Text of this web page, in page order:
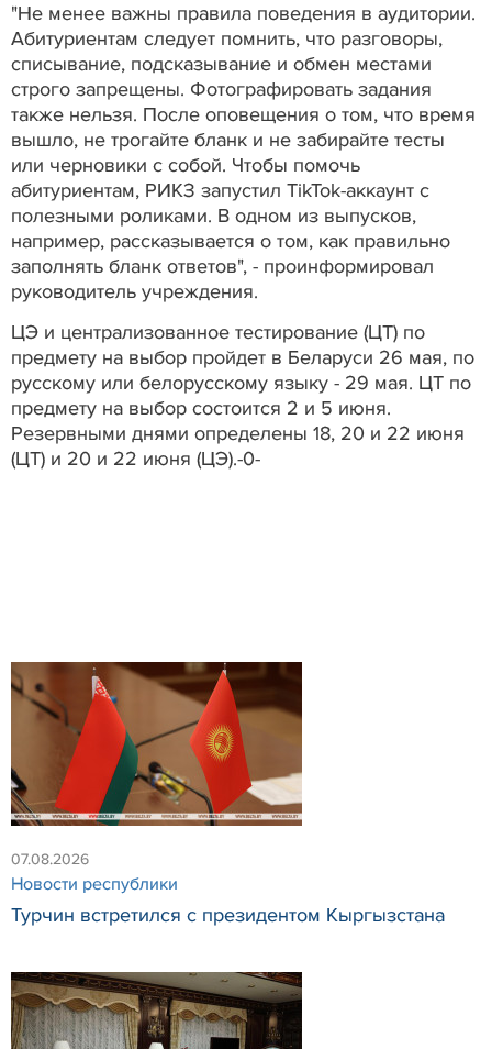
"Не менее важны правила поведения в аудитории.
Абитуриентам следует помнить, что разговоры,
списывание, подсказывание и обмен местами
строго запрещены. Фотографировать задания
также нельзя. После оповещения о том, что время
вышло, не трогайте бланк и не забирайте тесты
или черновики с собой. Чтобы помочь
абитуриентам, РИКЗ запустил TikTok-аккаунт с
полезными роликами. В одном из выпусков,
например, рассказывается о том, как правильно
заполнять бланк ответов", - проинформировал
руководитель учреждения.
ЦЭ и централизованное тестирование (ЦТ) по
предмету на выбор пройдет в Беларуси 26 мая, по
русскому или белорусскому языку - 29 мая. ЦТ по
предмету на выбор состоится 2 и 5 июня.
Резервными днями определены 18, 20 и 22 июня
(ЦТ) и 20 и 22 июня (ЦЭ).-0-
07.08.2026
Новости республики
Турчин встретился с президентом Кыргызстана